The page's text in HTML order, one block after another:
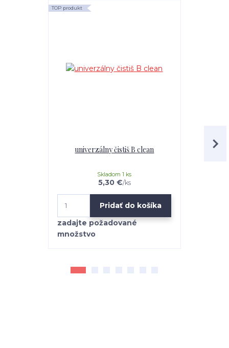
TOP produkt
univerzálny čistiš B clean
5,30 €/ks
Skladom 1 ks
Pridať do košíka